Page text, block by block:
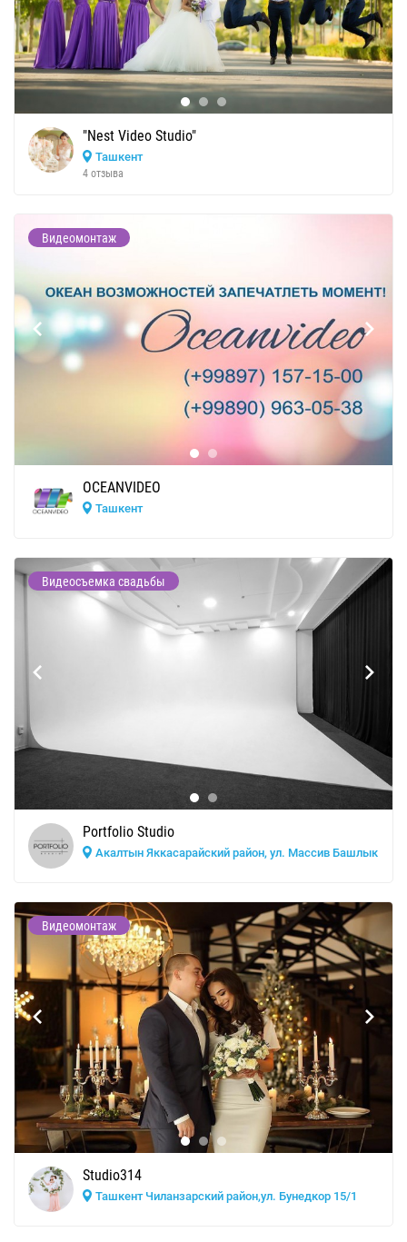
"Nest Video Studio"
Ташкент
4 отзыва
Видеомонтаж
OCEANVIDEO
Ташкент
Видеосъемка свадьбы
Portfolio Studio
Акалтын Яккасарайский район, ул. Массив Башлык
Видеомонтаж
Studio314
Ташкент Чиланзарский район,ул. Бунедкор 15/1